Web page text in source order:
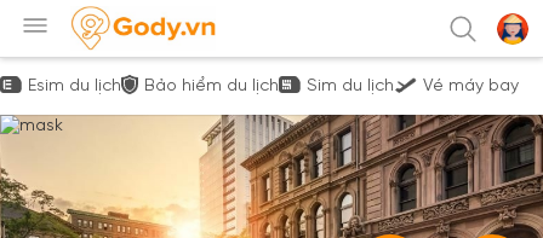
Esim du lịch Bảo hiểm du lịch Sim du lịch Vé máy bay